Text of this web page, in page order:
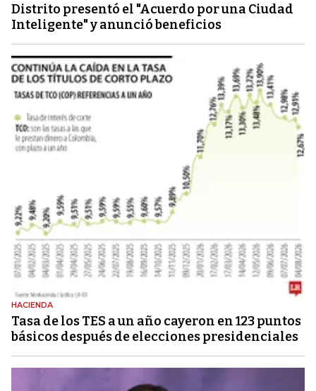
Distrito presentó el "Acuerdo por una Ciudad
Inteligente" y anunció beneficios
HACIENDA
Tasa de los TES a un año cayeron en 123 puntos
básicos después de elecciones presidenciales